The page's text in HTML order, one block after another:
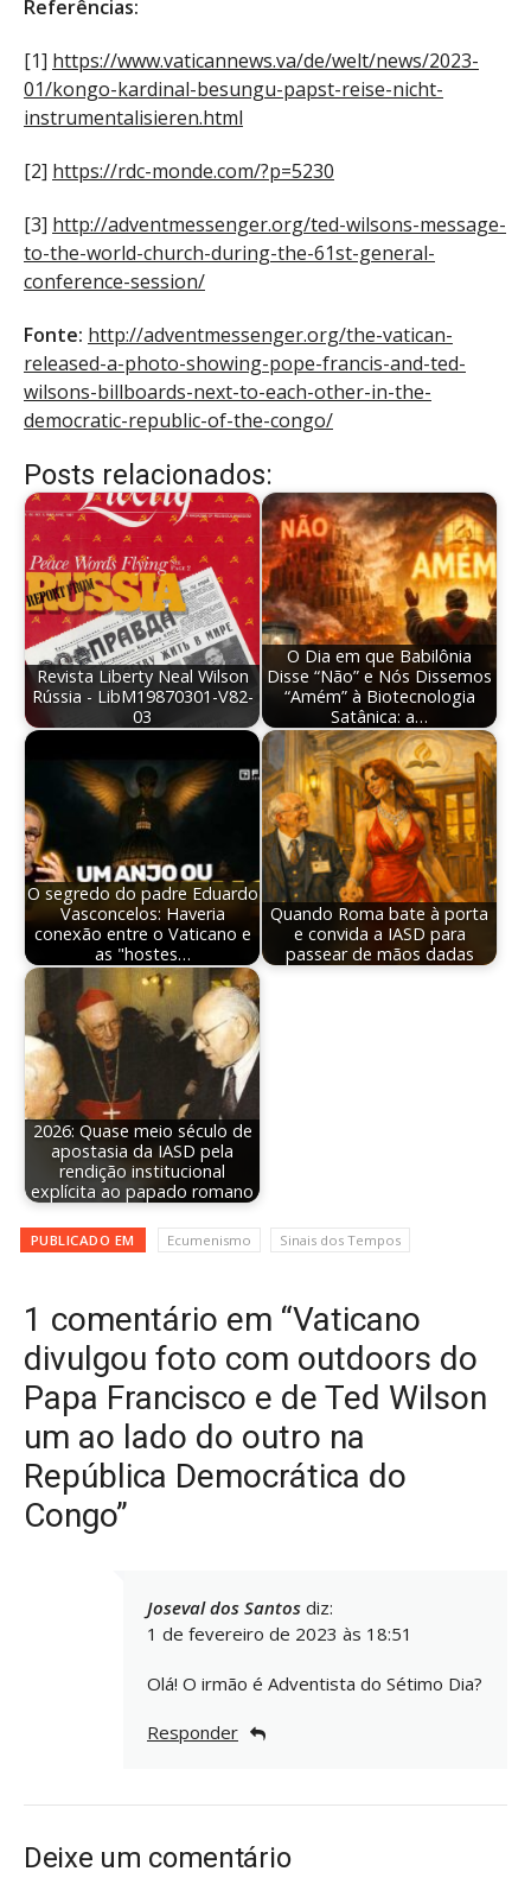
Referências:
[1] https://www.vaticannews.va/de/welt/news/2023-
01/kongo-kardinal-besungu-papst-reise-nicht-
instrumentalisieren.html
[2] https://rdc-monde.com/?p=5230
[3] http://adventmessenger.org/ted-wilsons-message-
to-the-world-church-during-the-61st-general-
conference-session/
Fonte: http://adventmessenger.org/the-vatican-
released-a-photo-showing-pope-francis-and-ted-
wilsons-billboards-next-to-each-other-in-the-
democratic-republic-of-the-congo/
Posts relacionados:
Revista Liberty Neal Wilson
Rússia - LibM19870301-V82-
03
O Dia em que Babilônia
Disse “Não” e Nós Dissemos
“Amém” à Biotecnologia
Satânica: a…
O segredo do padre Eduardo
Vasconcelos: Haveria
conexão entre o Vaticano e
as "hostes…
Quando Roma bate à porta
e convida a IASD para
passear de mãos dadas
2026: Quase meio século de
apostasia da IASD pela
rendição institucional
explícita ao papado romano
PUBLICADO EM Ecumenismo Sinais dos Tempos
1 comentário em “Vaticano
divulgou foto com outdoors do
Papa Francisco e de Ted Wilson
um ao lado do outro na
República Democrática do
Congo”
Joseval dos Santos diz:
1 de fevereiro de 2023 às 18:51
Olá! O irmão é Adventista do Sétimo Dia?
Responder
Deixe um comentário